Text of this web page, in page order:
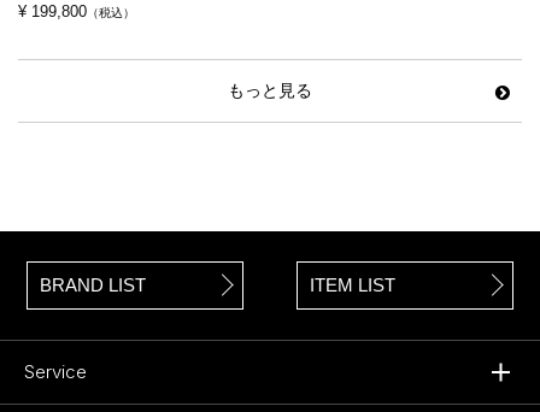
¥ 199,800 （税込）
もっと見る
BRAND LIST ITEM LIST
Service